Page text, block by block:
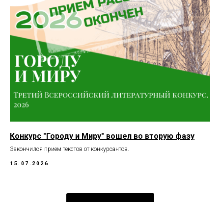
Конкурс "Городу и Миру" вошел во вторую фазу
Закончился прием текстов от конкурсантов.
15.07.2026